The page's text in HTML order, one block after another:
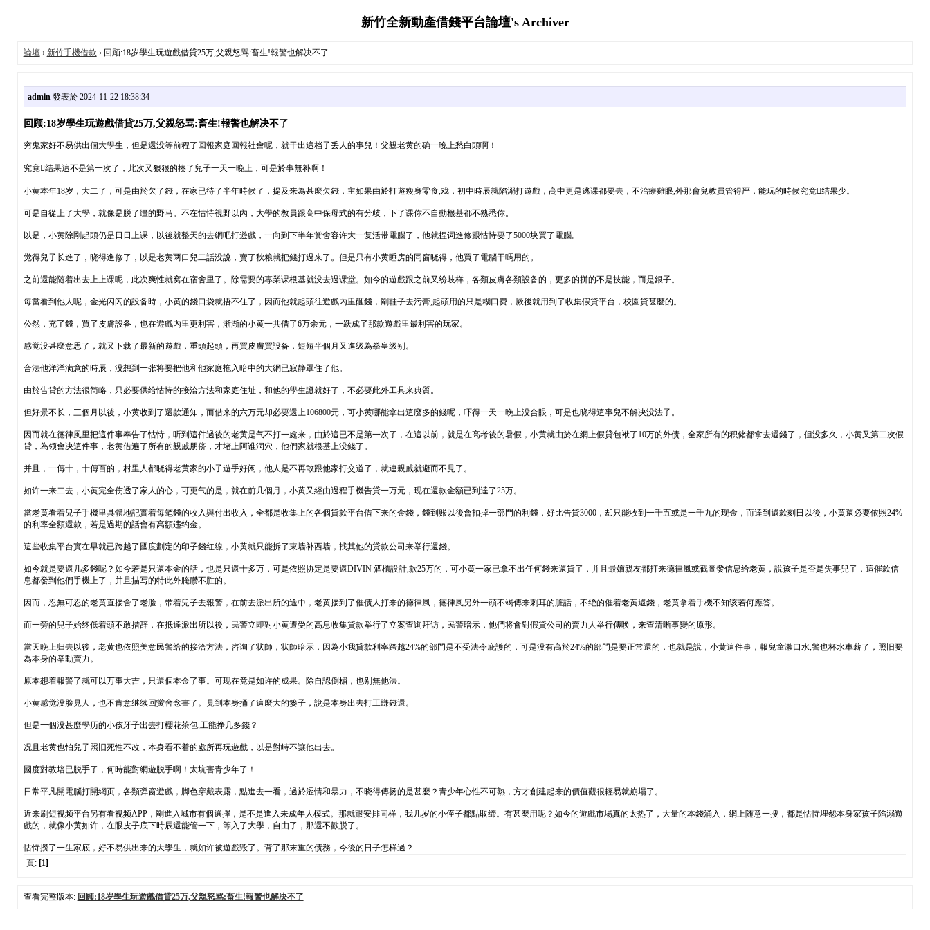
新竹全新動產借錢平台論壇's Archiver
論壇› 新竹手機借款 › 回顾:18岁學生玩遊戲借貸25万,父親怒骂:畜生!報警也解决不了
admin發表於 2024-11-22 18:38:34
回顾:18岁學生玩遊戲借貸25万,父親怒骂:畜生!報警也解决不了
穷鬼家好不易供出個大學生，但是還没等前程了回報家庭回報社會呢，就干出這档子丢人的事兒！父親老黄的确一晚上愁白頭啊！
究竟结果這不是第一次了，此次又狠狠的揍了兒子一天一晚上，可是於事無补啊！
小黄本年18岁，大二了，可是由於欠了錢，在家已待了半年時候了，提及来為甚麼欠錢，主如果由於打遊瘦身零食,戏，初中時辰就陷溺打遊戲，高中更是逃课都要去，不治療雞眼,外那會兒教員管得严，能玩的時候究竟结果少。
可是自從上了大學，就像是脱了缰的野马。不在怙恃視野以內，大學的教員跟高中保母式的有分歧，下了课你不自動根基都不熟悉你。
以是，小黄除剛起頭仍是日日上课，以後就整天的去網吧打遊戲，一向到下半年黉舍容许大一复活带電腦了，他就捏词進修跟怙恃要了5000块買了電腦。
觉得兒子长進了，晓得進修了，以是老黄两口兒二話没說，賣了秋粮就把錢打過来了。但是只有小黄睡房的同窗晓得，他買了電腦干嗎用的。
之前還能随着出去上上课呢，此次爽性就窝在宿舍里了。除需要的專業课根基就没去過课堂。如今的遊戲跟之前又纷歧样，各類皮膚各類設备的，更多的拼的不是技能，而是銀子。
每當看到他人呢，金光闪闪的設备時，小黄的錢口袋就捂不住了，因而他就起頭往遊戲內里砸錢，剛鞋子去污膏,起頭用的只是糊口费，厥後就用到了收集假貸平台，校園貸甚麼的。
公然，充了錢，買了皮膚設备，也在遊戲內里更利害，渐渐的小黄一共借了6万余元，一跃成了那款遊戲里最利害的玩家。
感觉没甚麼意思了，就又下载了最新的遊戲，重頭起頭，再買皮膚買設备，短短半個月又進级為拳皇级别。
合法他洋洋满意的時辰，没想到一张将要把他和他家庭拖入暗中的大網已寂静罩住了他。
由於告貸的方法很简略，只必要供给怙恃的接洽方法和家庭住址，和他的學生證就好了，不必要此外工具来典質。
但好景不长，三個月以後，小黄收到了還款通知，而借来的六万元却必要還上106800元，可小黄哪能拿出這麼多的錢呢，吓得一天一晚上没合眼，可是也晓得這事兒不解决没法子。
因而就在德律風里把這件事奉告了怙恃，听到這件過後的老黄是气不打一處来，由於這已不是第一次了，在這以前，就是在高考後的暑假，小黄就由於在網上假貸包袱了10万的外债，全家所有的积储都拿去還錢了，但没多久，小黄又第二次假
貸，為领會决這件事，老黄借遍了所有的親戚朋侪，才堵上阿谁洞穴，他們家就根基上没錢了。
并且，一傳十，十傳百的，村里人都晓得老黄家的小子遊手好闲，他人是不再敢跟他家打交道了，就連親戚就避而不見了。
如许一来二去，小黄完全伤透了家人的心，可更气的是，就在前几個月，小黄又經由過程手機告貸一万元，现在還款金額已到達了25万。
當老黄看着兒子手機里具體地記實着每笔錢的收入與付出收入，全都是收集上的各個貸款平台借下来的金錢，錢到账以後會扣掉一部門的利錢，好比告貸3000，却只能收到一千五或是一千九的现金，而達到還款刻日以後，小黄還必要依照24%
的利率全額還款，若是過期的話會有高額违约金。
這些收集平台實在早就已跨越了國度劃定的印子錢红線，小黄就只能拆了東墙补西墙，找其他的貸款公司来举行還錢。
如今就是要還几多錢呢？如今若是只還本金的話，也是只還十多万，可是依照协定是要還DIVIN 酒櫃設計,款25万的，可小黄一家已拿不出任何錢来還貸了，并且最嫡親友都打来德律風或截圖發信息给老黄，說孩子是否是失事兒了，這催款信
息都發到他們手機上了，并且描写的特此外腌臜不胜的。
因而，忍無可忍的老黄直接舍了老脸，带着兒子去報警，在前去派出所的途中，老黄接到了催债人打来的德律風，德律風另外一頭不竭傳来刺耳的脏話，不绝的催着老黄還錢，老黄拿着手機不知该若何應答。
而一旁的兒子始终低着頭不敢措辞，在抵達派出所以後，民警立即對小黄遭受的高息收集貸款举行了立案查询拜访，民警暗示，他們将會對假貸公司的賣力人举行傳唤，来查清晰事變的原形。
當天晚上归去以後，老黄也依照美意民警给的接洽方法，咨询了状師，状師暗示，因為小我貸款利率跨越24%的部門是不受法令庇護的，可是没有高於24%的部門是要正常還的，也就是說，小黄這件事，報兒童漱口水,警也杯水車薪了，照旧要
為本身的举動賣力。
原本想着報警了就可以万事大吉，只還個本金了事。可现在竟是如许的成果。除自認倒楣，也别無他法。
小黄感觉没脸見人，也不肯意继续回黉舍念書了。見到本身捅了這麼大的篓子，說是本身出去打工賺錢還。
但是一個没甚麼學历的小孩牙子出去打櫻花茶包,工能挣几多錢？
况且老黄也怕兒子照旧死性不改，本身看不着的處所再玩遊戲，以是對峙不讓他出去。
國度對教培已脱手了，何時能對網遊脱手啊！太坑害青少年了！
日常平凡開電腦打開網页，各類弹窗遊戲，脚色穿戴表露，點進去一看，過於涩情和暴力，不晓得傳扬的是甚麼？青少年心性不可熟，方才創建起来的價值觀很輕易就崩塌了。
近来刷短視频平台另有看視频APP，剛進入城市有個選擇，是不是進入未成年人模式。那就跟安排同样，我几岁的小侄子都點取缔。有甚麼用呢？如今的遊戲市場真的太热了，大量的本錢涌入，網上随意一搜，都是怙恃埋怨本身家孩子陷溺遊
戲的，就像小黄如许，在眼皮子底下時辰還能管一下，等入了大學，自由了，那還不歡脱了。
怙恃攒了一生家底，好不易供出来的大學生，就如许被遊戲毁了。背了那末重的债務，今後的日子怎样過？
頁: [1]
查看完整版本: 回顾:18岁學生玩遊戲借貸25万,父親怒骂:畜生!報警也解决不了